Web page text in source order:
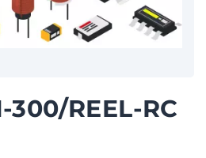
300/REEL-RC